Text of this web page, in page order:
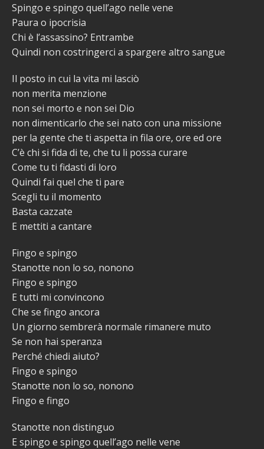
Spingo e spingo quell’ago nelle vene
Paura o ipocrisia
Chi è l’assassino? Entrambe
Quindi non costringerci a spargere altro sangue
Il posto in cui la vita mi lasciò
non merita menzione
non sei morto e non sei Dio
non dimenticarlo che sei nato con una missione
per la gente che ti aspetta in fila ore, ore ed ore
C’è chi si fida di te, che tu li possa curare
Come tu ti fidasti di loro
Quindi fai quel che ti pare
Scegli tu il momento
Basta cazzate
E mettiti a cantare
Fingo e spingo
Stanotte non lo so, nonono
Fingo e spingo
E tutti mi convincono
Che se fingo ancora
Un giorno sembrerà normale rimanere muto
Se non hai speranza
Perché chiedi aiuto?
Fingo e spingo
Stanotte non lo so, nonono
Fingo e fingo
Stanotte non distinguo
E spingo e spingo quell’ago nelle vene